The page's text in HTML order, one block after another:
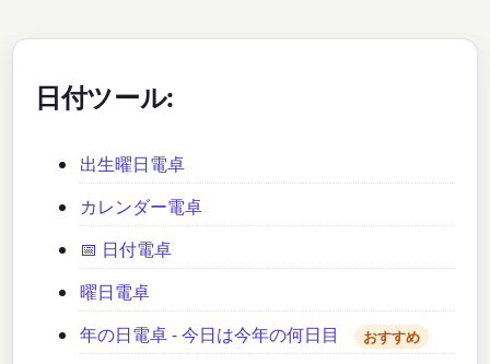
日付ツール:
出生曜日電卓
カレンダー電卓
📅 日付電卓
曜日電卓
年の日電卓 - 今日は今年の何日目
おすすめ